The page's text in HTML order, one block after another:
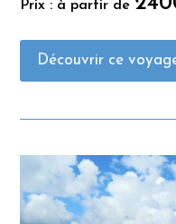
Prix : à partir de
Découvrir ce